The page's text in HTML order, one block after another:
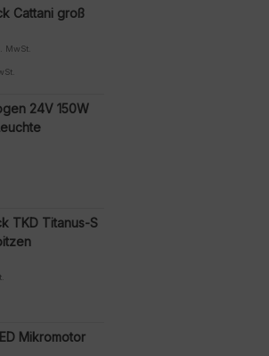
Cattani groß
MwSt.
24V 150W
TKD Titanus-S
Mikromotor